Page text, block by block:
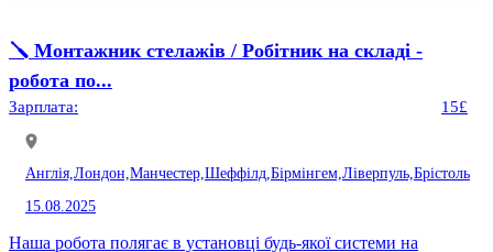
🪛 Монтажник стелажів / Робітник на складі -
робота по...
Зарплата: 15£
Англія, Лондон, Манчестер, Шеффілд, Бірмінгем, Ліверпуль, Брістоль
15.08.2025
Наша робота полягає в установці будь-якої системи на